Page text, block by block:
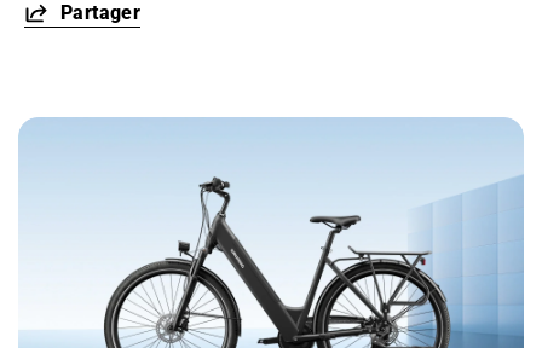
Partager